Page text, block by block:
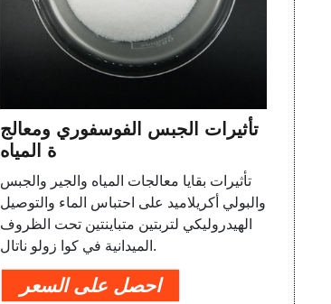
تأثيرات الجبس الفوسفوري ومعالج
ة المياه
تأثيرات بقايا معالجات المياه والجير والجبس
والبولي أكريلاميد على احتباس الماء والتوصيل
الهيدروليكي لتربتين متباينتين تحت الظروف
الميدانية في كوا زولو ناتال.
احصل على السعر